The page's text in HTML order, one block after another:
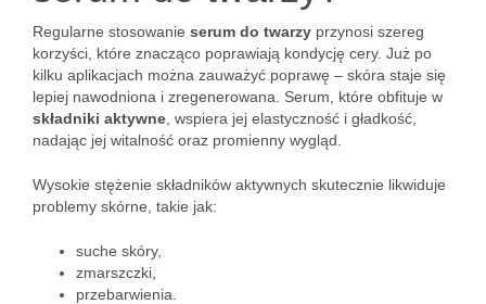
Regularne stosowanie serum do twarzy przynosi szereg
korzyści, które znacząco poprawiają kondycję cery. Już po
kilku aplikacjach można zauważyć poprawę – skóra staje się
lepiej nawodniona i zregenerowana. Serum, które obfituje w
składniki aktywne , wspiera jej elastyczność i gładkość,
nadając jej witalność oraz promienny wygląd.
Wysokie stężenie składników aktywnych skutecznie likwiduje
problemy skórne, takie jak:
suche skóry,
zmarszczki,
przebarwienia.